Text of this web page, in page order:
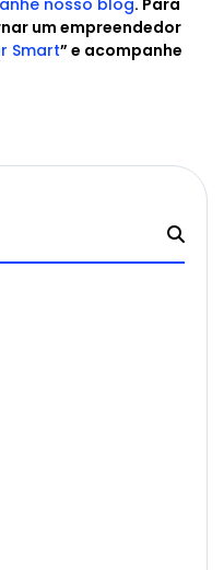
um empreendedor
Smart” e acompanhe